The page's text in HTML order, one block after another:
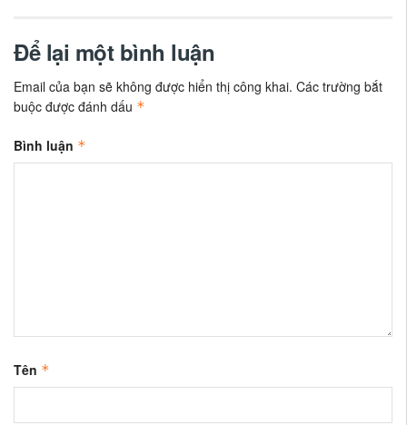
Để lại một bình luận
Email của bạn sẽ không được hiển thị công khai. Các trường bắt
buộc được đánh dấu *
Bình luận *
Tên *